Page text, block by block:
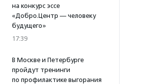
на конкурс эссе
«Добро.Центр — человеку
будущего»
17:39
В Москве и Петербурге
пройдут тренинги
по профилактике выгорания